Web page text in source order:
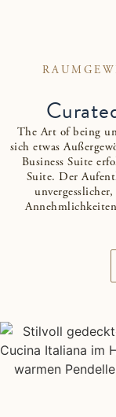
The Art of being
sich etwas
Business Suite
Suite. Der